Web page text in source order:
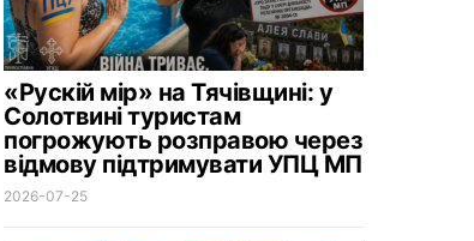
«Рускій мір» на Тячівщині: у
Солотвині туристам
погрожують розправою через
відмову підтримувати УПЦ МП
2026-07-25